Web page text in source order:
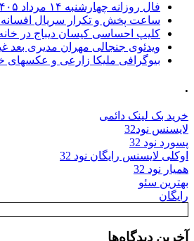
فال روزانه چهارشنبه ۱۴ مرداد ۱۴۰۵: پیش‌بینی‌های شخصی برای امروز
ساعت پخش و تکرار سریال افسانه
کلیپ احساسی کیسان دیباج در
ویدئوی جنجالی مهران مدیری بعد
بیوگرافی ملیکا زارعی و عکسهای
.
خرید بک لینک دائمی
لایسنس نود32
پسورد نود 32
اوکلی لایسنس رایگان نود 32
همیار نود 32
بهترین سئو
رایگان
آخرین دیدگاه‌ها